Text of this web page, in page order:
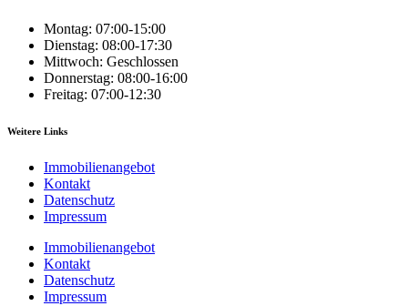
Montag: 07:00-15:00
Dienstag: 08:00-17:30
Mittwoch: Geschlossen
Donnerstag: 08:00-16:00
Freitag: 07:00-12:30
Weitere Links
Immobilienangebot
Kontakt
Datenschutz
Impressum
Immobilienangebot
Kontakt
Datenschutz
Impressum